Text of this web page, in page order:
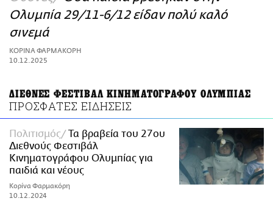
ΑΜΠΑ
PRINT
Ολυμπία 29/11-6/12 είδαν πολύ καλό
σινεμά
ΚΟΡΙΝΑ ΦΑΡΜΑΚΟΡΗ
10.12.2025
ΔΙΕΘΝΕΣ ΦΕΣΤΙΒΑΛ ΚΙΝΗΜΑΤΟΓΡΑΦΟΥ ΟΛΥΜΠΙΑΣ
ΠΡΟΣΦΑΤΕΣ ΕΙΔΗΣΕΙΣ
Πολιτισμός
Τα βραβεία του 27oυ
Διεθνούς Φεστιβάλ
Κινηματογράφου Ολυμπίας για
παιδιά και νέους
Κορίνα Φαρμακόρη
10.12.2024